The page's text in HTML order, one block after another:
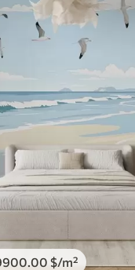
.00 $/m²